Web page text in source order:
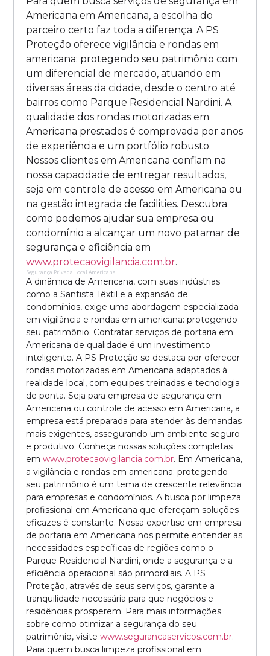
Americana em Americana, a escolha do
parceiro certo faz toda a diferença. A PS
Proteção oferece vigilância e rondas em
americana: protegendo seu patrimônio com
um diferencial de mercado, atuando em
diversas áreas da cidade, desde o centro até
bairros como Parque Residencial Nardini. A
qualidade dos rondas motorizadas em
Americana prestados é comprovada por anos
de experiência e um portfólio robusto.
Nossos clientes em Americana confiam na
nossa capacidade de entregar resultados,
seja em controle de acesso em Americana ou
na gestão integrada de facilities. Descubra
como podemos ajudar sua empresa ou
condomínio a alcançar um novo patamar de
segurança e eficiência em
www.protecaovigilancia.com.br.
Segurança Privada Local Americana
A dinâmica de Americana, com suas indústrias
como a Santista Têxtil e a expansão de
condomínios, exige uma abordagem especializada
em vigilância e rondas em americana: protegendo
seu patrimônio. Contratar serviços de portaria em
Americana de qualidade é um investimento
inteligente. A PS Proteção se destaca por oferecer
rondas motorizadas em Americana adaptados à
realidade local, com equipes treinadas e tecnologia
de ponta. Seja para empresa de segurança em
Americana ou controle de acesso em Americana, a
empresa está preparada para atender às demandas
mais exigentes, assegurando um ambiente seguro
e produtivo. Conheça nossas soluções completas
em www.protecaovigilancia.com.br. Em Americana,
a vigilância e rondas em americana: protegendo
seu patrimônio é um tema de crescente relevância
para empresas e condomínios. A busca por limpeza
profissional em Americana que ofereçam soluções
eficazes é constante. Nossa expertise em empresa
de portaria em Americana nos permite entender as
necessidades específicas de regiões como o
Parque Residencial Nardini, onde a segurança e a
eficiência operacional são primordiais. A PS
Proteção, através de seus serviços, garante a
tranquilidade necessária para que negócios e
residências prosperem. Para mais informações
sobre como otimizar a segurança do seu
patrimônio, visite www.segurancaservicos.com.br.
Para quem busca limpeza profissional em